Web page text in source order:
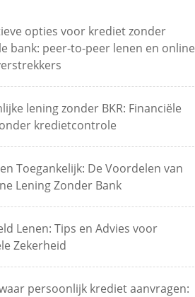
opties voor krediet zonder
bank: peer-to-peer lenen en online
lening zonder BKR: Financiële
kredietcontrole
Toegankelijk: De Voordelen van
Lening Zonder Bank
Lenen: Tips en Advies voor
Zekerheid
persoonlijk krediet aanvragen: